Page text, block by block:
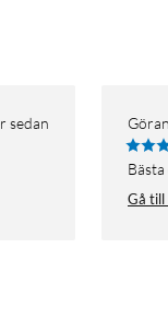
sedan Göran
Gå till